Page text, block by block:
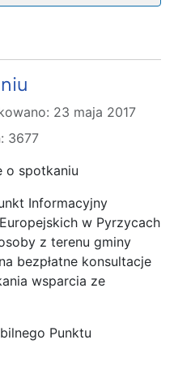
23 maja 2017
3677
o spotkaniu
Informacyjny
w Pyrzycach
z terenu gminy
bezpłatne konsultacje
wsparcia ze
Punktu